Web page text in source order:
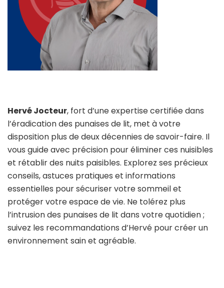
Hervé Jocteur, fort d’une expertise certifiée dans
l’éradication des punaises de lit, met à votre
disposition plus de deux décennies de savoir-faire. Il
vous guide avec précision pour éliminer ces nuisibles
et rétablir des nuits paisibles. Explorez ses précieux
conseils, astuces pratiques et informations
essentielles pour sécuriser votre sommeil et
protéger votre espace de vie. Ne tolérez plus
l’intrusion des punaises de lit dans votre quotidien ;
suivez les recommandations d’Hervé pour créer un
environnement sain et agréable.